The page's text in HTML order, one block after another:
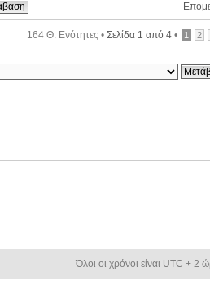
164 Θ. Ενότητες • Σελίδα 1 από 4 • 1 2
Όλοι οι χρόνοι είναι UTC + 2